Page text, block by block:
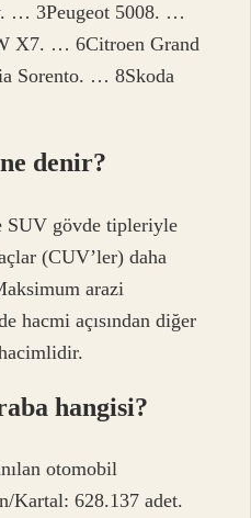
… 3Peugeot 5008. …
X7. … 6Citroen Grand
Sorento. … 8Skoda
denir?
SUV gövde tipleriyle
(CUV’ler) daha
arazi
hacmi açısından diğer
hangisi?
otomobil
Kartal: 628.137 adet.